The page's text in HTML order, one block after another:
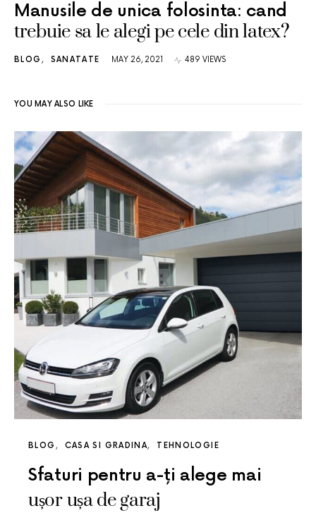
Manusile de unica folosinta: cand
trebuie sa le alegi pe cele din latex?
BLOG SANATATE MAY 26, 2021 489 VIEWS
YOU MAY ALSO LIKE
BLOG CASA SI GRADINA TEHNOLOGIE
Sfaturi pentru a-ți alege mai
ușor ușa de garaj